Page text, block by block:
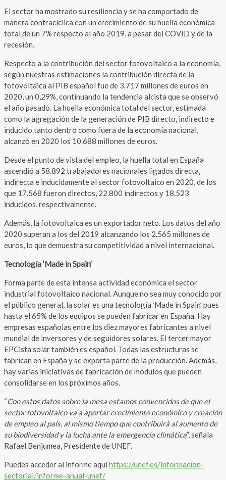
El sector ha mostrado su resiliencia y se ha comportado de
manera contracíclica con un crecimiento de su huella económica
total de un 7% respecto al año 2019, a pesar del COVID y de la
recesión.
Respecto a la contribución del sector fotovoltaico a la economía,
según nuestras estimaciones la contribución directa de la
fotovoltaica al PIB español fue de 3.717 millones de euros en
2020, un 0,29%, continuando la tendencia alcista que se observó
el año pasado. La huella económica total del sector, estimada
como la agregación de la generación de PIB directo, indirecto e
inducido tanto dentro como fuera de la economía nacional,
alcanzó en 2020 los 10.688 millones de euros.
Desde el punto de vista del empleo, la huella total en España
ascendió a 58.892 trabajadores nacionales ligados directa,
indirecta e inducidamente al sector fotovoltaico en 2020, de los
que 17.568 fueron directos, 22.800 indirectos y 18.523
inducidos, respectivamente.
Además, la fotovoltaica es un exportador neto. Los datos del año
2020 superan a los del 2019 alcanzando los 2.565 millones de
euros, lo que demuestra su competitividad a nivel internacional.
Tecnología ‘Made in Spain’
Forma parte de esta intensa actividad económica el sector
industrial fotovoltaico nacional. Aunque no sea muy conocido por
el público general, la solar es una tecnología ‘Made in Spain’ pues
hasta el 65% de los equipos se pueden fabricar en España. Hay
empresas españolas entre los diez mayores fabricantes a nivel
mundial de inversores y de seguidores solares. El tercer mayor
EPCista solar también es español. Todas las estructuras se
fabrican en España y se exporta parte de la producción. Además,
hay varias iniciativas de fabricación de módulos que pueden
consolidarse en los próximos años.
“Con estos datos sobre la mesa estamos convencidos de que el
sector fotovoltaico va a aportar crecimiento económico y creación
de empleo al país, al mismo tiempo que contribuirá al aumento de
su biodiversidad y la lucha ante la emergencia climática”, señala
Rafael Benjumea, Presidente de UNEF.
Puedes acceder al informe aquíhttps://unef.es/informacion-
sectorial/informe-anual-unef/